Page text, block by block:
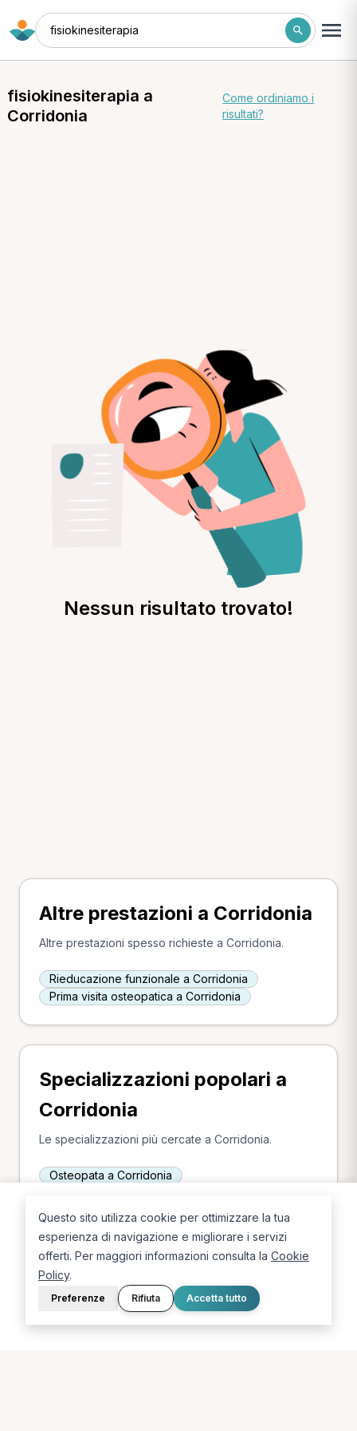
fisiokinesiterapia
fisiokinesiterapia a
Corridonia
Come ordiniamo i
risultati?
Nessun risultato trovato!
Altre prestazioni a Corridonia
Altre prestazioni spesso richieste a Corridonia.
Rieducazione funzionale a Corridonia
Prima visita osteopatica a Corridonia
Specializzazioni popolari a
Corridonia
Le specializzazioni più cercate a Corridonia.
Osteopata a Corridonia
Questo sito utilizza cookie per ottimizzare la tua
esperienza di navigazione e migliorare i servizi
offerti. Per maggiori informazioni consulta la Cookie
Policy.
Preferenze Rifiuta Accetta tutto